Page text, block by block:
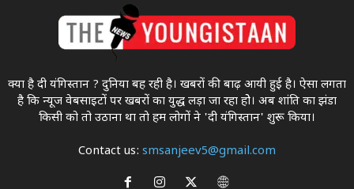
क्या है दी यंगिस्तान ? दुनिया बह रही है। खबरों की बाढ़ आयी हुई है। ऐसा लगता
है कि न्यूज वेबसाइटों पर खबरों का युद्ध लड़ा जा रहा होे। अब शांति का झंडा
किसी को तो उठाना था ताे हम लोगों ने 'दी यंगिस्तान' शुरू किया।
Contact us: smsanjeev5@gmail.com